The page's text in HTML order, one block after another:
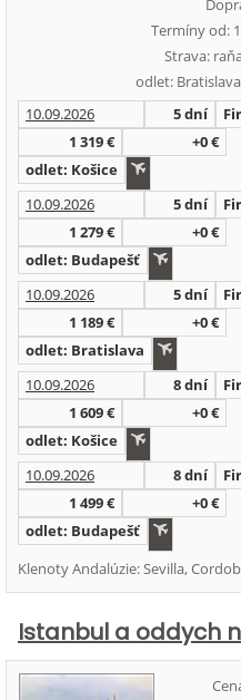
Termíny od:
Strava:
odlet:
10.09.2026
5 dní
1 319 €
+0 €
odlet: Košice
10.09.2026
5 dní
1 279 €
+0 €
odlet: Budapešť
10.09.2026
5 dní
1 189 €
+0 €
odlet: Bratislava
10.09.2026
8 dní
1 609 €
+0 €
odlet: Košice
10.09.2026
8 dní
1 499 €
+0 €
odlet: Budapešť
Klenoty Andalúzie: Sevilla,
Istanbul a oddych